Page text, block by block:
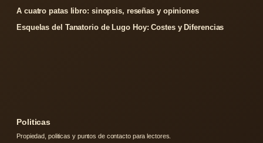
A cuatro patas libro: sinopsis, reseñas y opiniones
Esquelas del Tanatorio de Lugo Hoy: Costes y Diferencias
Politicas
Propiedad, politicas y puntos de contacto para lectores.